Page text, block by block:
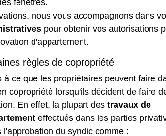
fenêtres.
nous vous accompagnons dans
pour obtenir vos autorisations
d'appartement.
règles de copropriété
à ce que les propriétaires peuvent faire
copropriété lorsqu'ils décident de faire
En effet, la plupart des travaux de
effectués dans les parties
l'approbation du syndic comme :